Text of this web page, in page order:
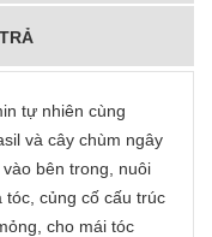
tự nhiên cùng
và cây chùm ngây
bên trong, nuôi
củng cố cấu trúc
cho mái tóc